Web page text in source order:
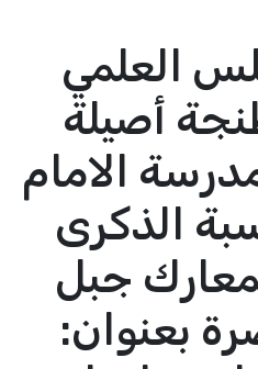
العلمي
أصيلة
الامام
الذكرى
جبل
بعنوان: